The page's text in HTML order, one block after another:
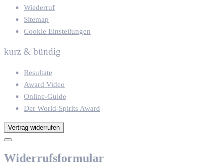
Wiederruf
Sitemap
Cookie Einstellungen
kurz & bündig
Resultate
Award Video
Online-Guide
Der World-Spirits Award
Vertrag widerrufen
Widerrufsformular